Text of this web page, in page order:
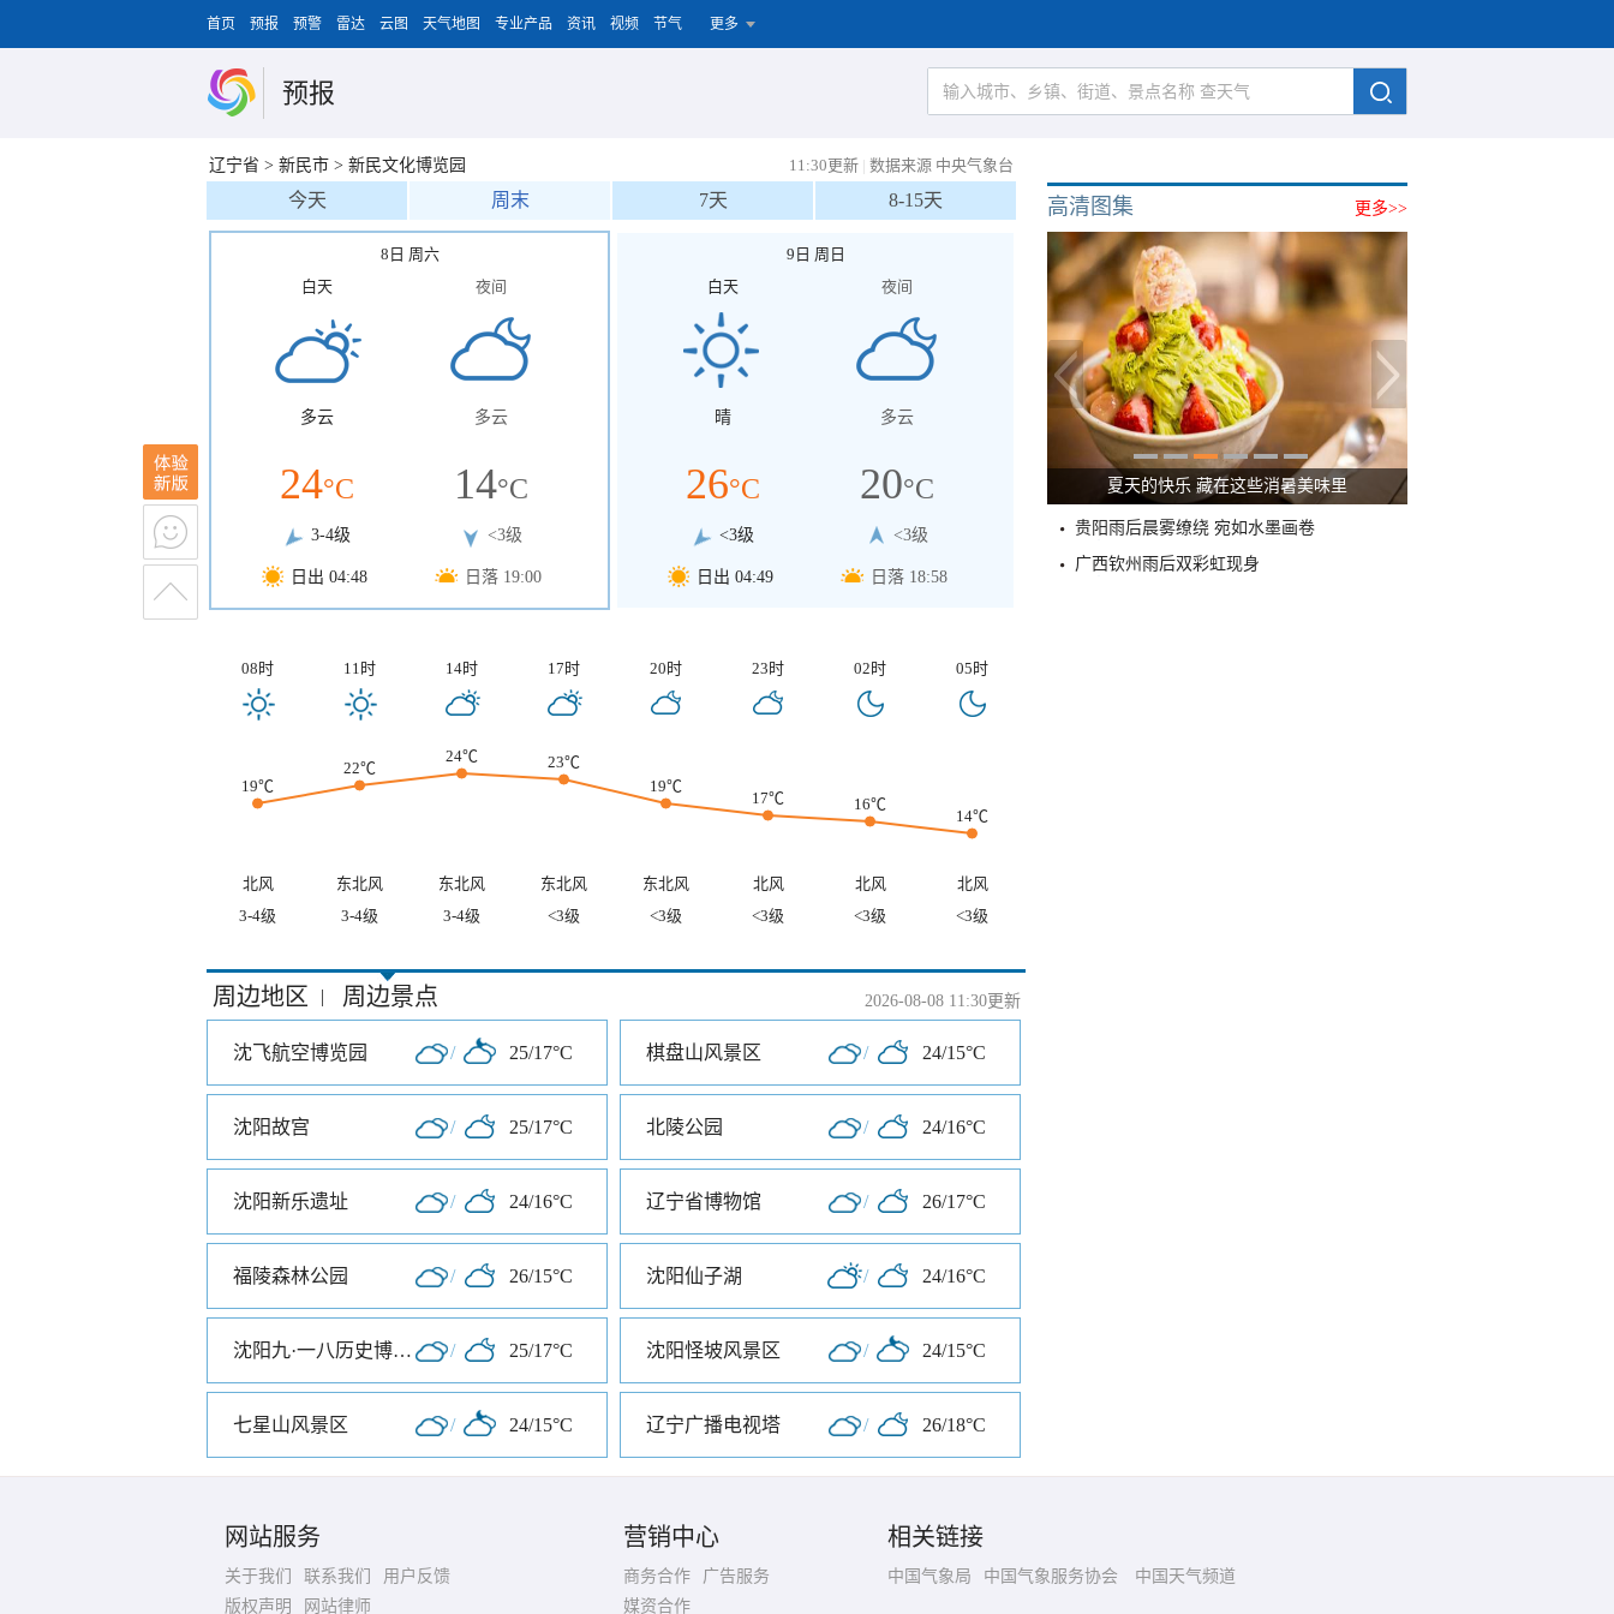
首页 预报 预警 雷达 云图 天气地图 专业产品 资讯 视频 节气 更多
预报
辽宁省 > 新民市 > 新民文化博览园 11:30更新 | 数据来源 中央气象台
今天 周末 7天 8-15天
8日 周六
白天
多云
24°C
3-4级
日出 04:48
夜间
多云
14°C
<3级
日落 19:00
9日 周日
白天
晴
26°C
<3级
日出 04:49
夜间
多云
20°C
<3级
日落 18:58
08时 11时 14时 17时 20时 23时 02时 05时
19℃
22℃
24℃
23℃
19℃
17℃ 16℃
14℃
北风 东北风 东北风 东北风 东北风 北风 北风
北风
3-4级
3-4级 3-4级 <3级 <3级 <3级 <3级 <3级
周边地区 | 周边景点 2026-08-08 11:30更新
沈飞航空博览园 / 25/17°C 棋盘山风景区 / 24/15°C
沈阳故宫 / 25/17°C 北陵公园 / 24/16°C
沈阳新乐遗址 / 24/16°C 辽宁省博物馆 / 26/17°C
福陵森林公园 / 26/15°C 沈阳仙子湖 / 24/16°C
沈阳九·一八历史博物馆 / 25/17°C 沈阳怪坡风景区 / 24/15°C
七星山风景区 / 24/15°C 辽宁广播电视塔 / 26/18°C
更多>>
高清图集
广西南宁：盛夏里的“绿野仙踪”
贵阳雨后晨雾缭绕 宛如水墨画卷
广西钦州雨后双彩虹现身
网站服务
关于我们 联系我们
用户反馈
版权声明
网站律师
营销中心
商务合作
广告服务
媒资合作
相关链接
中国气象局 中国气象服务协会 中国天气频道